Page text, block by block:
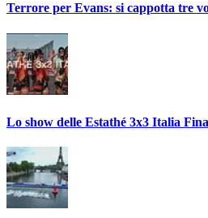
Terrore per Evans: si cappotta tre
Lo show delle Estathé 3x3 Italia